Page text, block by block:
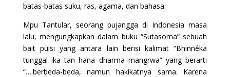
batas-batas suku, ras, agama, dan bahasa.
Mpu Tantular, seorang pujangga di Indonesia masa
lalu, mengungkapkan dalam buku “Sutasoma” sebuah
bait puisi yang antara lain berisi kalimat “Bhinnêka
tunggal ika tan hana dharma mangrwa” yang berarti
“….berbeda-beda, namun hakikatnya sama. Karena